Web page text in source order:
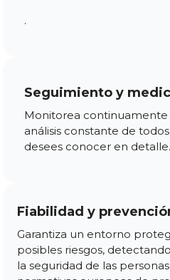
.
Seguimiento y
Monitorea continuamente
análisis constante de
desees conocer en detalle.
Fiabilidad y
Garantiza un entorno
posibles riesgos,
la seguridad de las